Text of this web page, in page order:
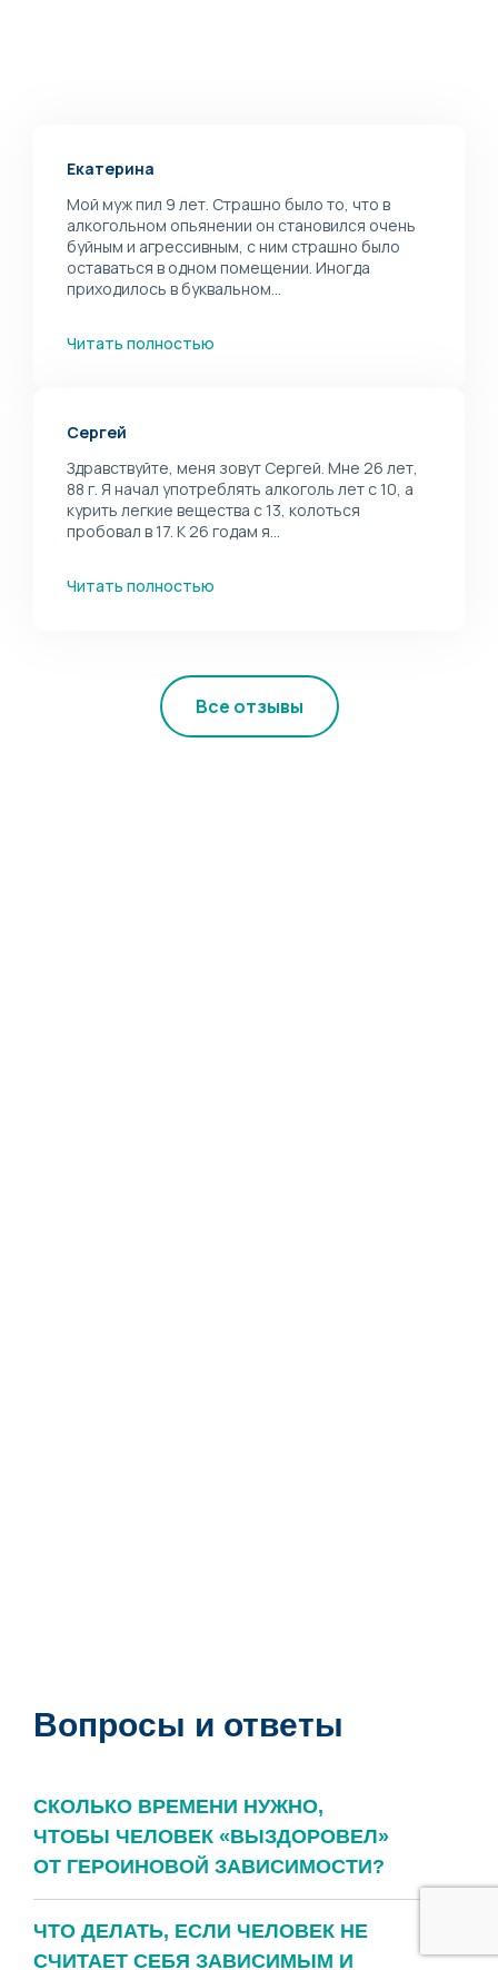
Екатерина
Мой муж пил 9 лет. Страшно было то, что в
алкогольном опьянении он становился очень
буйным и агрессивным, с ним страшно было
оставаться в одном помещении. Иногда
приходилось в буквальном...
Читать полностью
Сергей
Здравствуйте, меня зовут Сергей. Мне 26 лет,
88 г. Я начал употреблять алкоголь лет с 10, а
курить легкие вещества с 13, колоться
пробовал в 17. К 26 годам я...
Читать полностью
Все отзывы
Вопросы и ответы
СКОЛЬКО ВРЕМЕНИ НУЖНО,
ЧТОБЫ ЧЕЛОВЕК «ВЫЗДОРОВЕЛ»
ОТ ГЕРОИНОВОЙ ЗАВИСИМОСТИ?
ЧТО ДЕЛАТЬ, ЕСЛИ ЧЕЛОВЕК НЕ
СЧИТАЕТ СЕБЯ ЗАВИСИМЫМ И